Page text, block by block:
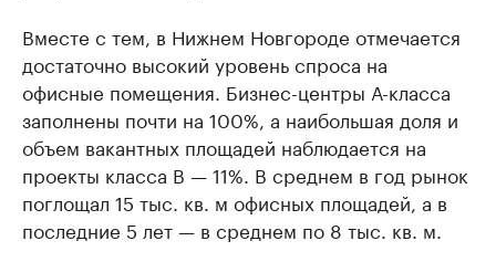
Вместе с тем, в Нижнем Новгороде отмечается
достаточно высокий уровень спроса на
офисные помещения. Бизнес-центры А-класса
заполнены почти на 100%, а наибольшая доля и
объем вакантных площадей наблюдается на
проекты класса В — 11%. В среднем в год рынок
поглощал 15 тыс. кв. м офисных площадей, а в
последние 5 лет — в среднем по 8 тыс. кв. м.